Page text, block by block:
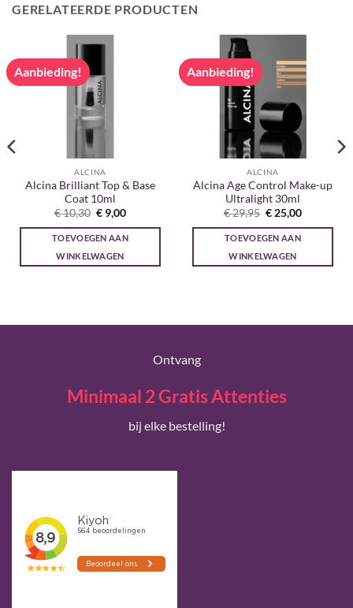
GERELATEERDE PRODUCTEN
Aanbieding!
ALCINA
Alcina Brilliant Top & Base
Coat 10ml
€10,30 Oorspronkelijke
prijs
was:
€ 10,30.
€ 9,00Huidige
is:
€ 9,00.
TOEVOEGEN AAN
WINKELWAGEN
Aanbieding!
ALCINA
Alcina Age Control Make-up
Ultralight 30ml
€29,95 Oorspronkelijke
prijs
was:
€ 29,95.
€ 25,00Huidige
is:
TOEVOEGEN AAN
WINKELWAGEN
Ontvang
Minimaal 2 Gratis Attenties
bij elke bestelling!